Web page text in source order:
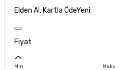
Elden Al, Kartla ÖdeYeni
Fiyat
Min Maks